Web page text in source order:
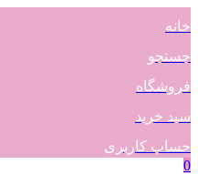
خانه
جستجو
فروشگاه
سبد خرید
حساب کاربری
0